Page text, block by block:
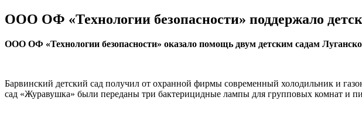
ООО ОФ «Технологии безопасности» поддержало
ООО ОФ «Технологии безопасности» оказало помощь двум детским садам
Барвинский детский сад получил от охранной фирмы современный холодильник и
сад «Журавушка» были переданы три бактерицидные лампы для групповых комнат и